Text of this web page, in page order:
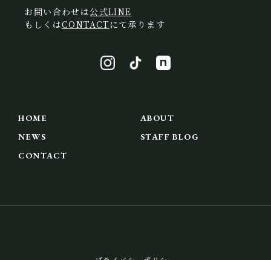
お問い合わせは公式LINE
もしくはCONTACT にて承ります
HOME
ABOUT
NEWS
STAFF BLOG
CONTACT